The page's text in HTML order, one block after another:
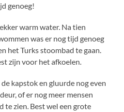
genoeg!
warm water. Na tien
was er nog tijd genoeg
het Turks stoombad te gaan.
zijn voor het afkoelen.
kapstok en gluurde nog even
of er nog meer mensen
te zien. Best wel een grote